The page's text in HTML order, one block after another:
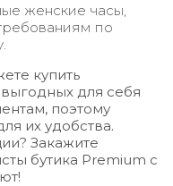
женские часы,
по
купить
для себя
поэтому
их удобства.
Закажите
бутика Premium с